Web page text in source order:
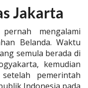
Jakarta
mengalami
Belanda. Waktu
semula berada di
kemudian
pemerintah